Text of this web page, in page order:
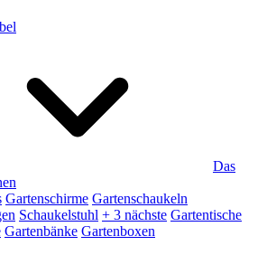
Das
Gartenschirme Gartenschaukeln
Schaukelstuhl + 3 nächste Gartentische
Gartenbänke Gartenboxen